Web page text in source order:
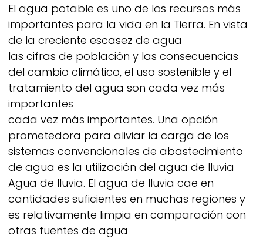
El agua potable es uno de los recursos más
importantes para la vida en la Tierra. En vista
de la creciente escasez de agua
las cifras de población y las consecuencias
del cambio climático, el uso sostenible y el
tratamiento del agua son cada vez más
importantes
cada vez más importantes. Una opción
prometedora para aliviar la carga de los
sistemas convencionales de abastecimiento
de agua es la utilización del agua de lluvia
Agua de lluvia. El agua de lluvia cae en
cantidades suficientes en muchas regiones y
es relativamente limpia en comparación con
otras fuentes de agua